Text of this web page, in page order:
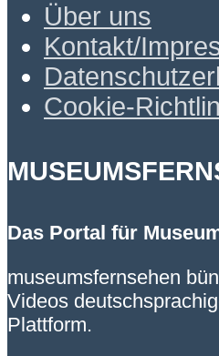
Über uns
Kontakt/
Cookie-
Das Portal für
museumsfernsehen
Videos
Plattform.